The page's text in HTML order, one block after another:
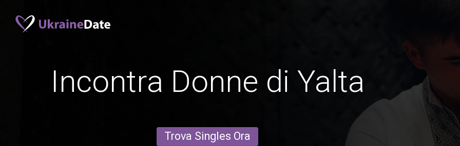
Incontra Donne di Yalta
Trova Singles Ora